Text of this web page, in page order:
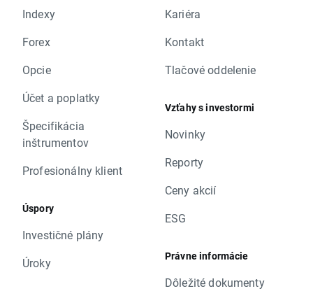
Indexy
Forex
Opcie
Účet a poplatky
Špecifikácia
inštrumentov
Profesionálny klient
Úspory
Investičné plány
Úroky
Kariéra
Kontakt
Tlačové oddelenie
Vzťahy s investormi
Novinky
Reporty
Ceny akcií
ESG
Právne informácie
Dôležité dokumenty